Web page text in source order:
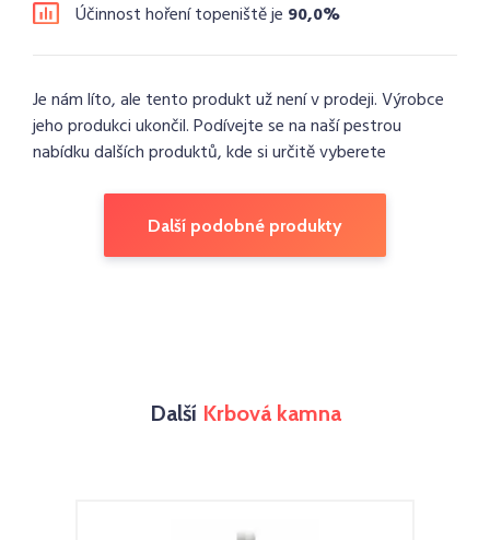
Účinnost hoření topeniště je 90,0%
Je nám líto, ale tento produkt už není v prodeji. Výrobce
jeho produkci ukončil. Podívejte se na naší pestrou
nabídku dalších produktů, kde si určitě vyberete
Další podobné produkty
Další Krbová kamna